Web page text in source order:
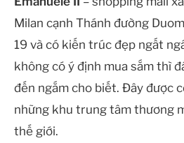
Milan cạnh Thánh đường
19 và có kiến trúc đẹp ngất
không có ý định mua sắm thì
đến ngắm cho biết. Đây được
những khu trung tâm thương
thế giới.